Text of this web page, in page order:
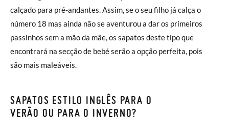
calçado para pré-andantes. Assim, se o seu filho já calça o
número 18 mas ainda não se aventurou a dar os primeiros
passinhos sem a mão da mãe, os sapatos deste tipo que
encontrará na secção de bebé serão a opção perfeita, pois
são mais maleáveis.
SAPATOS ESTILO INGLÊS PARA O
VERÃO OU PARA O INVERNO?